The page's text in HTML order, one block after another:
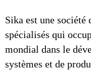
Sika est une
spécialisés qui
mondial dans le
systèmes et de